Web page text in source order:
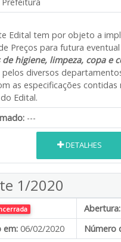
Edital tem por objeto a
Preços para futura eventual
higiene, limpeza, copa e
diversos
as especificações contidas
Edital.
---
DETALHES
1/2020
Abertura:
em: 06/02/2020
Número